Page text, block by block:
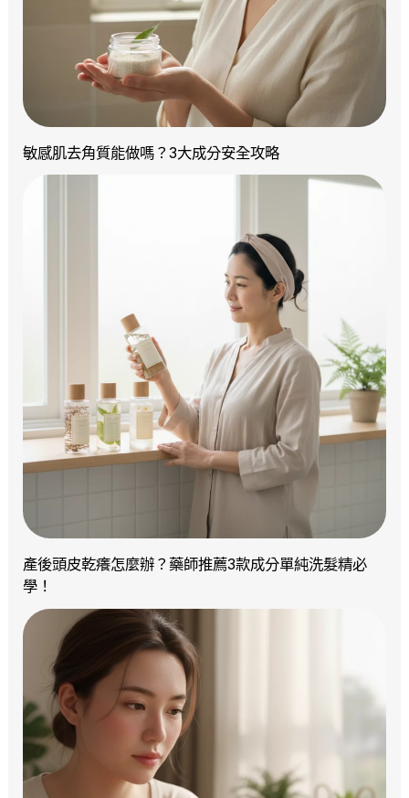
敏感肌去角質能做嗎？3大成分安全攻略
產後頭皮乾癢怎麼辦？藥師推薦3款成分單純洗髮精必
學！